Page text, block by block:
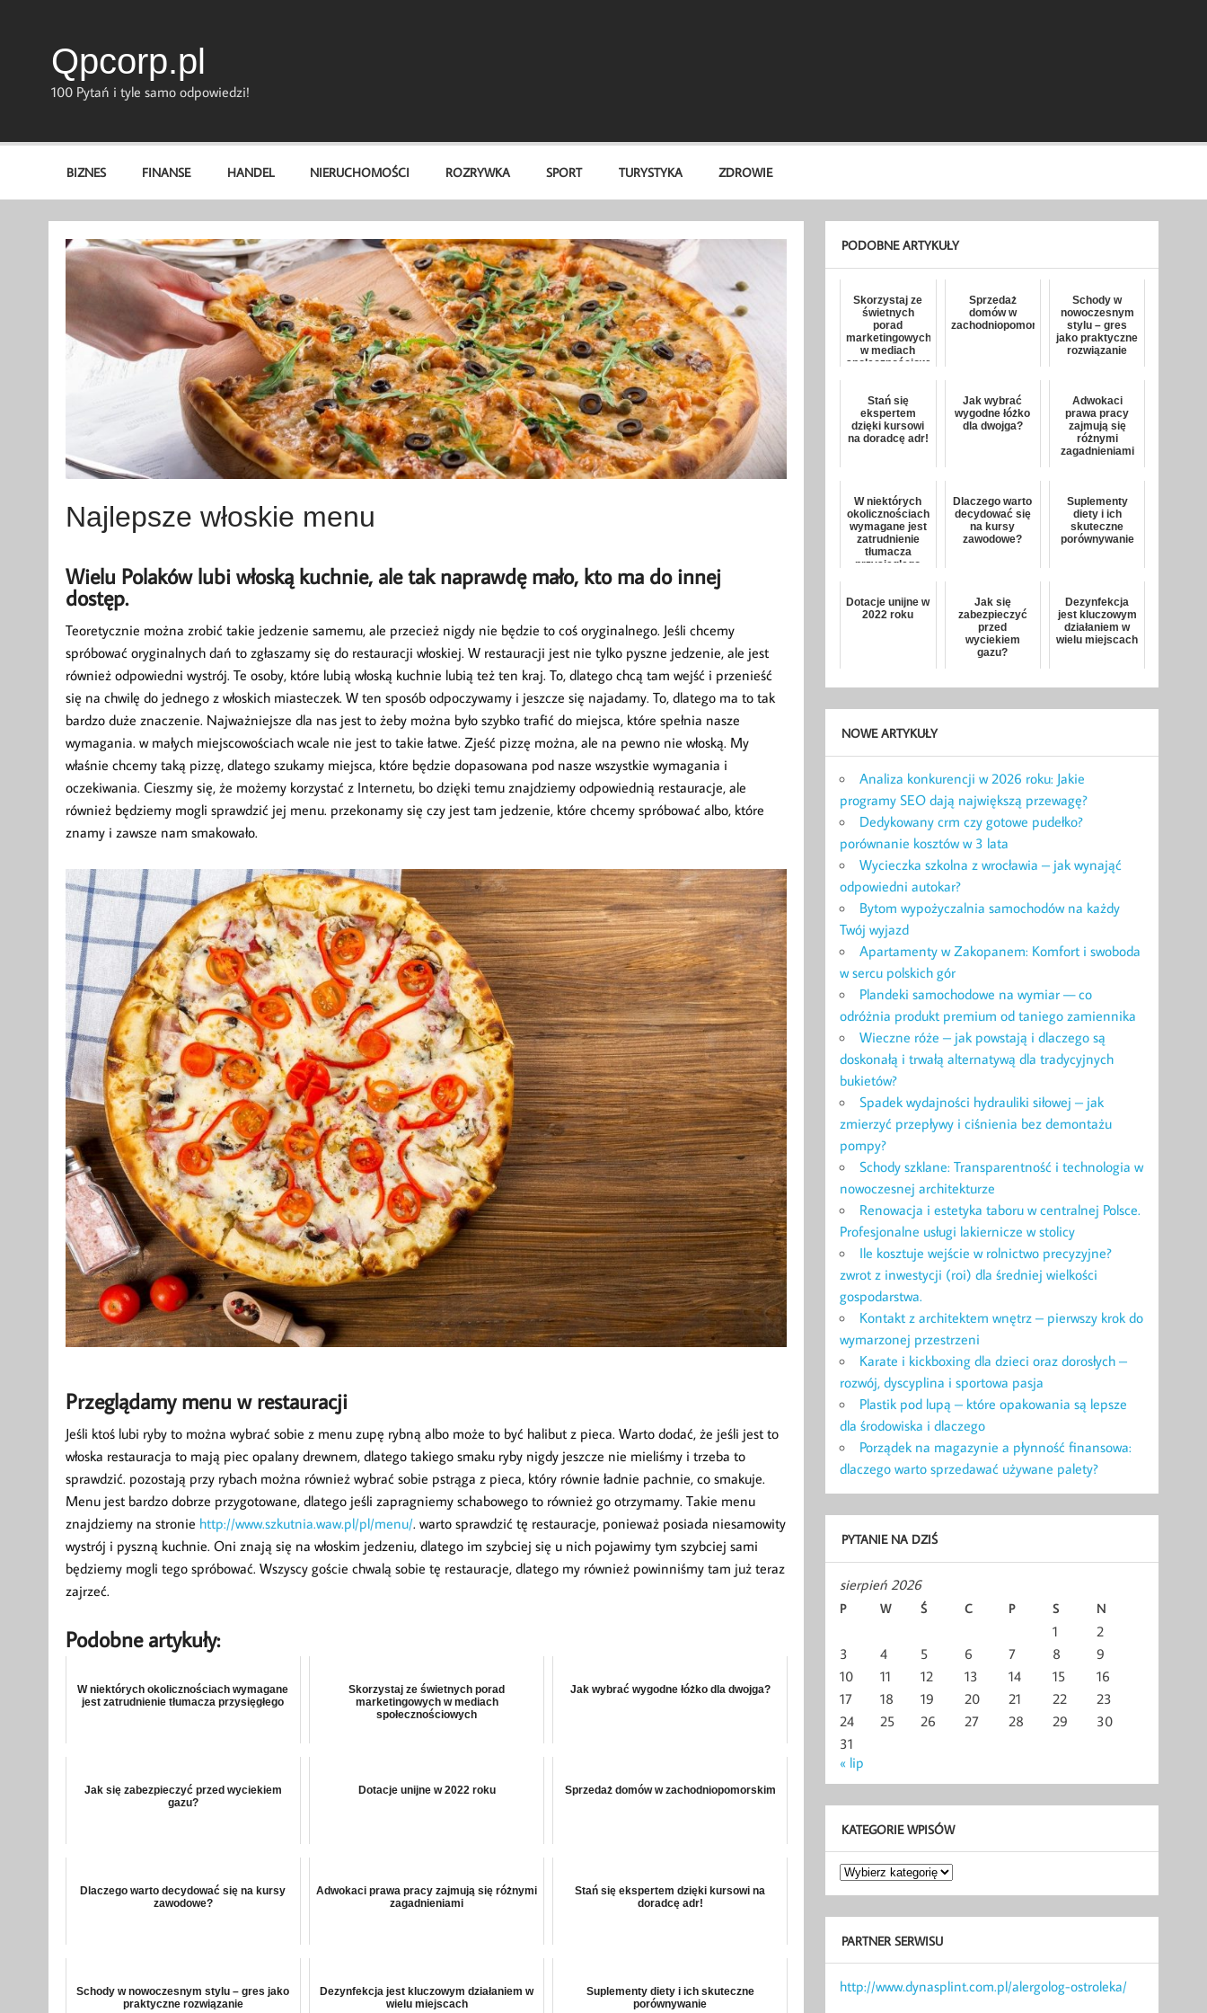
Qpcorp.pl
100 Pytań i tyle samo odpowiedzi!
BIZNES FINANSE HANDEL NIERUCHOMOŚCI ROZRYWKA SPORT TURYSTYKA ZDROWIE
Najlepsze włoskie menu
Wielu Polaków lubi włoską kuchnie, ale tak naprawdę mało, kto ma do innej
dostęp.
Teoretycznie można zrobić takie jedzenie samemu, ale przecież nigdy nie będzie to coś oryginalnego. Jeśli chcemy
spróbować oryginalnych dań to zgłaszamy się do restauracji włoskiej. W restauracji jest nie tylko pyszne jedzenie, ale jest
również odpowiedni wystrój. Te osoby, które lubią włoską kuchnie lubią też ten kraj. To, dlatego chcą tam wejść i przenieść
się na chwilę do jednego z włoskich miasteczek. W ten sposób odpoczywamy i jeszcze się najadamy. To, dlatego ma to tak
bardzo duże znaczenie. Najważniejsze dla nas jest to żeby można było szybko trafić do miejsca, które spełnia nasze
wymagania. w małych miejscowościach wcale nie jest to takie łatwe. Zjeść pizzę można, ale na pewno nie włoską. My
właśnie chcemy taką pizzę, dlatego szukamy miejsca, które będzie dopasowana pod nasze wszystkie wymagania i
oczekiwania. Cieszmy się, że możemy korzystać z Internetu, bo dzięki temu znajdziemy odpowiednią restauracje, ale
również będziemy mogli sprawdzić jej menu. przekonamy się czy jest tam jedzenie, które chcemy spróbować albo, które
znamy i zawsze nam smakowało.
Przeglądamy menu w restauracji
Jeśli ktoś lubi ryby to można wybrać sobie z menu zupę rybną albo może to być halibut z pieca. Warto dodać, że jeśli jest to
włoska restauracja to mają piec opalany drewnem, dlatego takiego smaku ryby nigdy jeszcze nie mieliśmy i trzeba to
sprawdzić. pozostają przy rybach można również wybrać sobie pstrąga z pieca, który równie ładnie pachnie, co smakuje.
Menu jest bardzo dobrze przygotowane, dlatego jeśli zapragniemy schabowego to również go otrzymamy. Takie menu
znajdziemy na stronie http://www.szkutnia.waw.pl/pl/menu/. warto sprawdzić tę restauracje, ponieważ posiada niesamowity
wystrój i pyszną kuchnie. Oni znają się na włoskim jedzeniu, dlatego im szybciej się u nich pojawimy tym szybciej sami
będziemy mogli tego spróbować. Wszyscy goście chwalą sobie tę restauracje, dlatego my również powinniśmy tam już teraz
zajrzeć.
Podobne artykuły:
W niektórych okolicznościach wymagane
jest zatrudnienie tłumacza przysięgłego
Skorzystaj ze świetnych porad
marketingowych w mediach
społecznościowych
Jak wybrać wygodne łóżko dla dwojga?
Jak się zabezpieczyć przed wyciekiem
gazu?
Dotacje unijne w 2022 roku Sprzedaż domów w zachodniopomorskim
Dlaczego warto decydować się na kursy
zawodowe?
Adwokaci prawa pracy zajmują się różnymi
zagadnieniami
Stań się ekspertem dzięki kursowi na
doradcę adr!
Schody w nowoczesnym stylu – gres jako
praktyczne rozwiązanie
Dezynfekcja jest kluczowym działaniem w
wielu miejscach
Suplementy diety i ich skuteczne
porównywanie
PODOBNE ARTYKUŁY
Skorzystaj ze
świetnych
porad
marketingowych
w mediach
społecznościowych
Sprzedaż
domów w
zachodniopomorskim
Schody w
nowoczesnym
stylu – gres
jako praktyczne
rozwiązanie
Stań się
ekspertem
dzięki kursowi
na doradcę adr!
Jak wybrać
wygodne łóżko
dla dwojga?
Adwokaci
prawa pracy
zajmują się
różnymi
zagadnieniami
W niektórych
okolicznościach
wymagane jest
zatrudnienie
tłumacza
przysięgłego
Dlaczego warto
decydować się
na kursy
zawodowe?
Suplementy
diety i ich
skuteczne
porównywanie
Dotacje unijne w
2022 roku
Jak się
zabezpieczyć
przed
wyciekiem
gazu?
Dezynfekcja
jest kluczowym
działaniem w
wielu miejscach
NOWE ARTYKUŁY
Analiza konkurencji w 2026 roku: Jakie
programy SEO dają największą przewagę?
Dedykowany crm czy gotowe pudełko?
porównanie kosztów w 3 lata
Wycieczka szkolna z wrocławia – jak wynająć
odpowiedni autokar?
Bytom wypożyczalnia samochodów na każdy
Twój wyjazd
Apartamenty w Zakopanem: Komfort i swoboda
w sercu polskich gór
Plandeki samochodowe na wymiar — co
odróżnia produkt premium od taniego zamiennika
Wieczne róże – jak powstają i dlaczego są
doskonałą i trwałą alternatywą dla tradycyjnych
bukietów?
Spadek wydajności hydrauliki siłowej – jak
zmierzyć przepływy i ciśnienia bez demontażu
pompy?
Schody szklane: Transparentność i technologia w
nowoczesnej architekturze
Renowacja i estetyka taboru w centralnej Polsce.
Profesjonalne usługi lakiernicze w stolicy
Ile kosztuje wejście w rolnictwo precyzyjne?
zwrot z inwestycji (roi) dla średniej wielkości
gospodarstwa.
Kontakt z architektem wnętrz – pierwszy krok do
wymarzonej przestrzeni
Karate i kickboxing dla dzieci oraz dorosłych –
rozwój, dyscyplina i sportowa pasja
Plastik pod lupą – które opakowania są lepsze
dla środowiska i dlaczego
Porządek na magazynie a płynność finansowa:
dlaczego warto sprzedawać używane palety?
PYTANIE NA DZIŚ
sierpień 2026
P W Ś C P S N
1
2
3
4 5 6 7 8
9
10
11 12 13 14 15
16
17
18 19 20 21 22
23
24
25 26 27 28 29
30
31
« lip
KATEGORIE WPISÓW
Kategorie
wpisów
PARTNER SERWISU
http://www.dynasplint.com.pl/alergolog-ostroleka/